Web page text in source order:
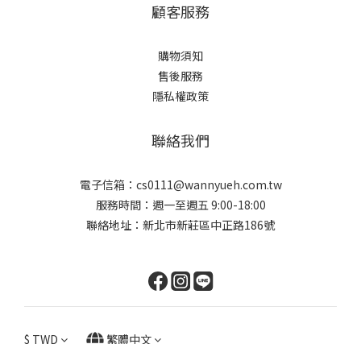
顧客服務
購物須知
售後服務
隱私權政策
聯絡我們
電子信箱：cs0111@wannyueh.com.tw
服務時間：週一至週五 9:00-18:00
聯絡地址：新北市新莊區中正路186號
$ TWD 繁體中文